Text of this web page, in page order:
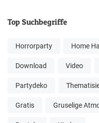
Top Suchbegriffe
Horrorparty Home
Download Video
Partydeko
Gratis Gruselige